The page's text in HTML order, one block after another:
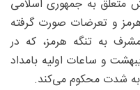
۲ فروند نفتکش متعلق به جمهوری اسلامی
و تعرضات صورت گرفته
به تنگه هرمز، که در
پنج شنبه شب ۱۷ اردیبهشت و ساعات اولیه بامداد